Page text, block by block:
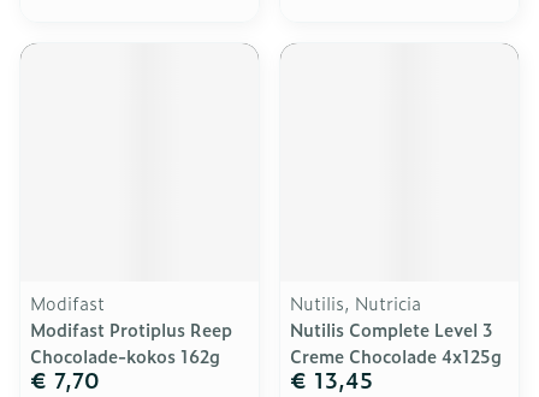
Modifast
Modifast Protiplus Reep
Chocolade-kokos 162g
€ 7,70
Nutilis, Nutricia
Nutilis Complete Level 3
Creme Chocolade 4x125g
€ 13,45